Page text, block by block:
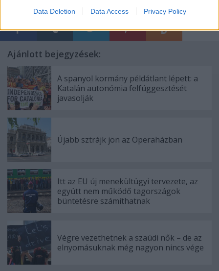
Data Deletion Data Access Privacy Policy
Ajánlott bejegyzések:
A spanyol kormány példátlant lépett: a
Katalán autonómia felfüggesztését
javasolják
Újabb sztrájk jön az Operaházban
Itt az EU új menekültügyi tervezete, az
együtt nem működő tagországok
büntetésre számíthatnak
Végre vezethetnek a szaúdi nők – de az
elnyomásuknak még nagyon nincs vége